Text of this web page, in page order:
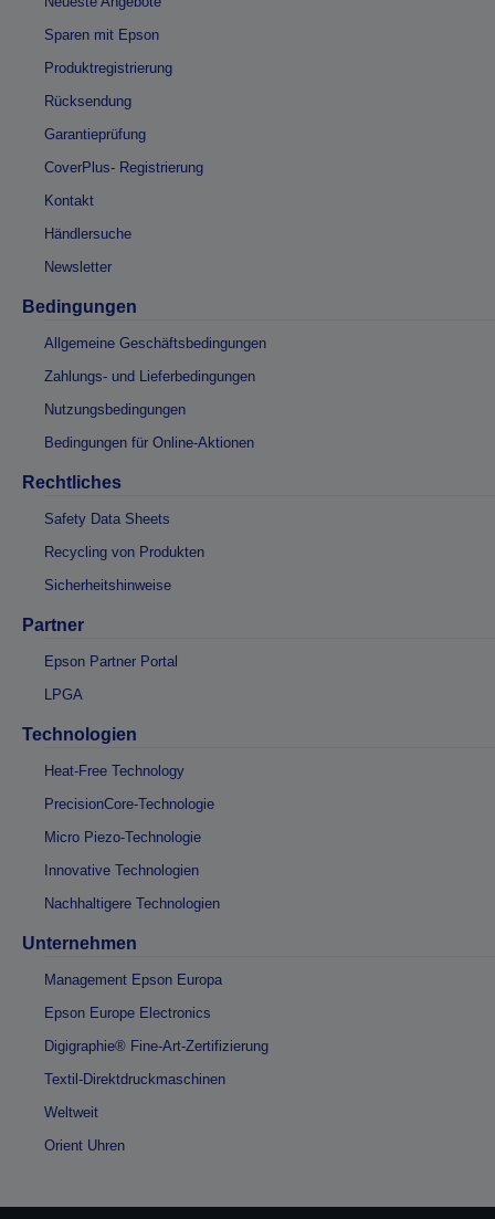
Sparen mit Epson
Produktregistrierung
Rücksendung
Garantieprüfung
CoverPlus- Registrierung
Kontakt
Händlersuche
Newsletter
Bedingungen
Allgemeine Geschäftsbedingungen
Zahlungs- und Lieferbedingungen
Nutzungsbedingungen
Bedingungen für Online-Aktionen
Rechtliches
Safety Data Sheets
Recycling von Produkten
Sicherheitshinweise
Partner
Epson Partner Portal
LPGA
Technologien
Heat-Free Technology
PrecisionCore-Technologie
Micro Piezo-Technologie
Innovative Technologien
Nachhaltigere Technologien
Unternehmen
Management Epson Europa
Epson Europe Electronics
Digigraphie® Fine-Art-Zertifizierung
Textil-Direktdruckmaschinen
Weltweit
Orient Uhren